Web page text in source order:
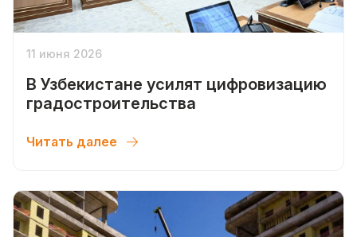
11 июня 2026
В Узбекистане усилят цифровизацию
градостроительства
Читать далее